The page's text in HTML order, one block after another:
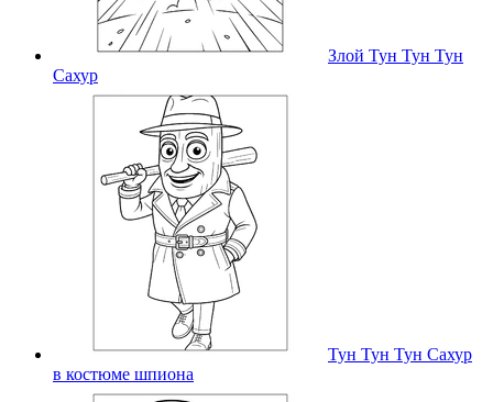
Злой Тун Тун Тун
Сахур
Тун Тун Тун Сахур
в костюме шпиона